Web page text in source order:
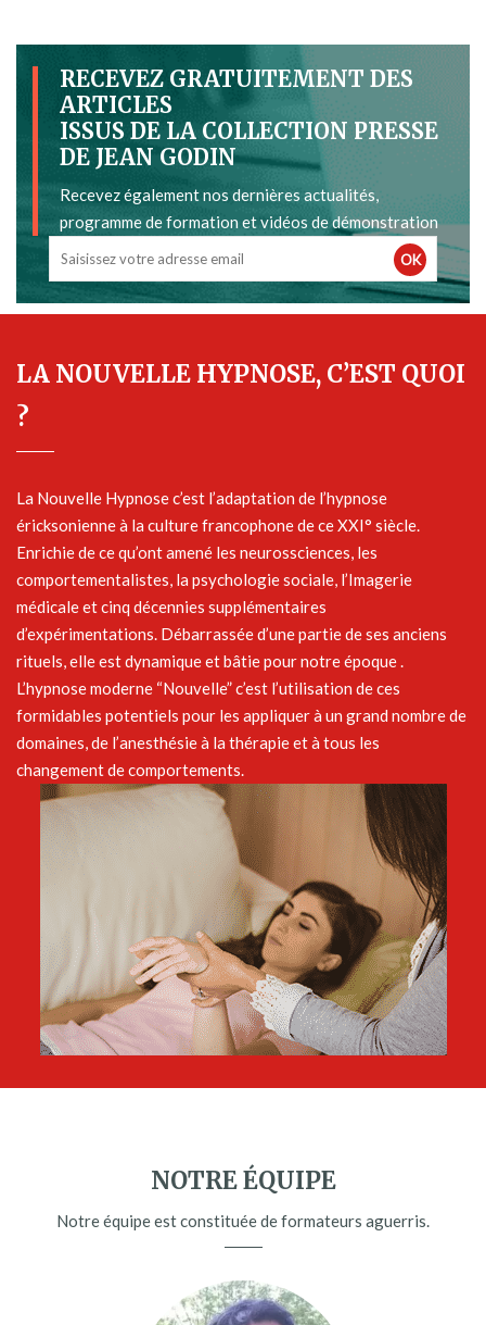
RECEVEZ GRATUITEMENT DES
ARTICLES
ISSUS DE LA COLLECTION PRESSE
DE JEAN GODIN
Recevez également nos dernières actualités,
programme de formation et vidéos de démonstration
OK
LA NOUVELLE HYPNOSE, C’EST QUOI
?
La Nouvelle Hypnose c’est l’adaptation de l’hypnose
éricksonienne à la culture francophone de ce XXI° siècle.
Enrichie de ce qu’ont amené les neurossciences, les
comportementalistes, la psychologie sociale, l’Imagerie
médicale et cinq décennies supplémentaires
d’expérimentations. Débarrassée d’une partie de ses anciens
rituels, elle est dynamique et bâtie pour notre époque .
L’hypnose moderne “Nouvelle” c’est l’utilisation de ces
formidables potentiels pour les appliquer à un grand nombre de
domaines, de l’anesthésie à la thérapie et à tous les
changement de comportements.
NOTRE ÉQUIPE
Notre équipe est constituée de formateurs aguerris.